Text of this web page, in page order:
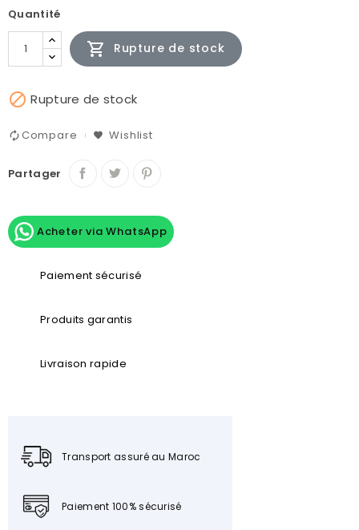
Quantité
 Rupture de stock
 Rupture de stock
Compare Wishlist
Partager
Acheter via WhatsApp
Paiement sécurisé
Produits garantis
Livraison rapide
Transport assuré au Maroc
Paiement 100% sécurisé